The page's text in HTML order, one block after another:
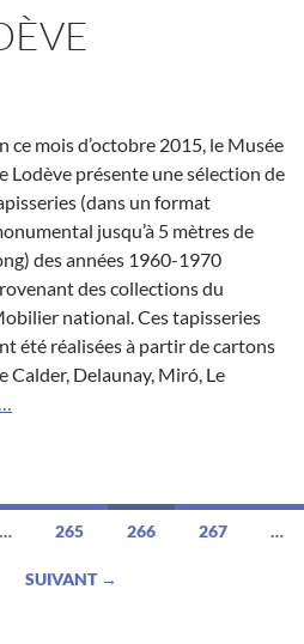
ce mois d’octobre 2015, le Musée
Lodève présente une sélection de
(dans un format
jusqu’à 5 mètres de
des années 1960-1970
des collections du
national. Ces tapisseries
été réalisées à partir de cartons
Calder, Delaunay, Miró, Le
… 265 266 267 …
SUIVANT →